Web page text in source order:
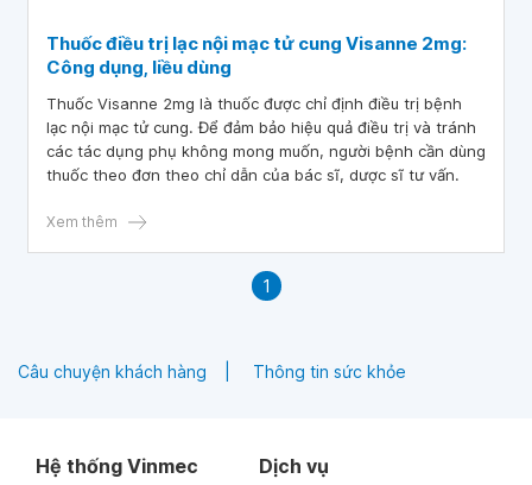
Thuốc điều trị lạc nội mạc tử cung Visanne 2mg:
Công dụng, liều dùng
Thuốc Visanne 2mg là thuốc được chỉ định điều trị bệnh
lạc nội mạc tử cung. Để đảm bảo hiệu quả điều trị và tránh
các tác dụng phụ không mong muốn, người bệnh cần dùng
thuốc theo đơn theo chỉ dẫn của bác sĩ, dược sĩ tư vấn.
Xem thêm
1
Câu chuyện khách hàng Thông tin sức khỏe
Hệ thống Vinmec Dịch vụ